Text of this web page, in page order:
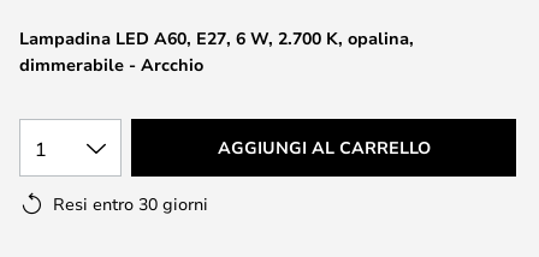
Lampadina LED A60, E27, 6 W, 2.700 K, opalina,
dimmerabile - Arcchio
1 AGGIUNGI AL CARRELLO
Resi entro 30 giorni